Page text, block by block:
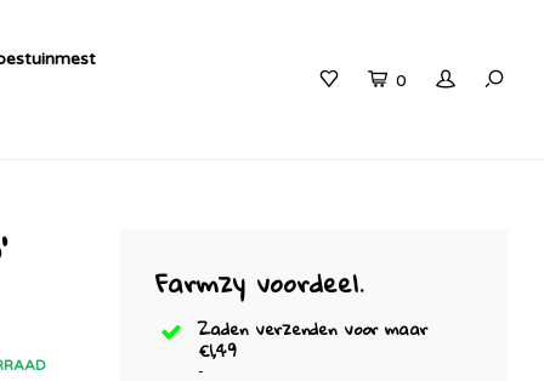
0
Farmzy voordeel.
Zaden verzenden voor maar
€1,49
-